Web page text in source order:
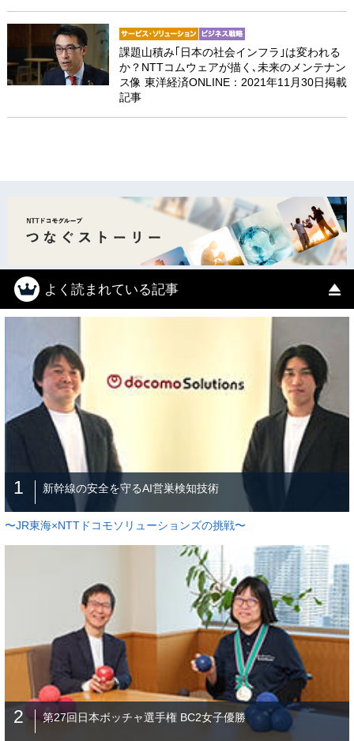
課題山積み｢日本の社会インフラ｣は変われる
か？NTTコムウェアが描く､未来のメンテナン
ス像 東洋経済ONLINE：2021年11月30日掲載
記事
よく読まれている記事
1 新幹線の安全を守るAI営巣検知技術
〜JR東海×NTTドコモソリューションズの挑戦〜
2 第27回日本ボッチャ選手権 BC2女子優勝